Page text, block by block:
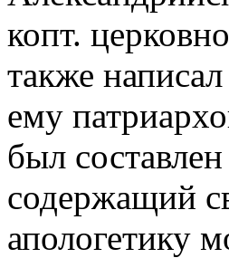
копт.
также
ему
был
содержащий
апологетику